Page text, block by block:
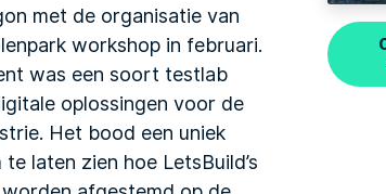
met de organisatie van
workshop in februari.
was een soort testlab
oplossingen voor de
Het bood een uniek
laten zien hoe LetsBuild’s